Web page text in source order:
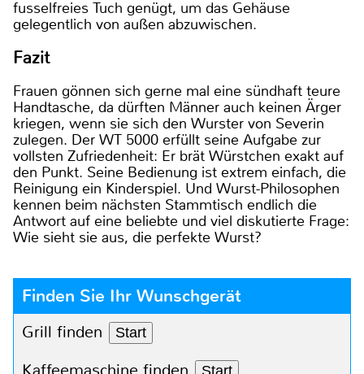
fusselfreies Tuch genügt, um das Gehäuse
gelegentlich von außen abzuwischen.
Fazit
Frauen gönnen sich gerne mal eine sündhaft teure
Handtasche, da dürften Männer auch keinen Ärger
kriegen, wenn sie sich den Wurster von Severin
zulegen. Der WT 5000 erfüllt seine Aufgabe zur
vollsten Zufriedenheit: Er brät Würstchen exakt auf
den Punkt. Seine Bedienung ist extrem einfach, die
Reinigung ein Kinderspiel. Und Wurst-Philosophen
kennen beim nächsten Stammtisch endlich die
Antwort auf eine beliebte und viel diskutierte Frage:
Wie sieht sie aus, die perfekte Wurst?
Finden Sie Ihr Wunschgerät
Grill finden Start
Start